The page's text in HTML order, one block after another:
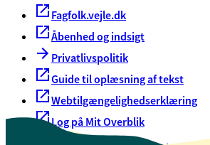
Fagfolk.vejle.dk
Åbenhed og indsigt
Privatlivspolitik
Guide til oplæsning af tekst
Webtilgængelighedserklæring
Log på Mit Overblik